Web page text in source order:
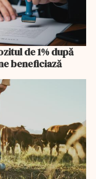
de 1% după
beneficiază